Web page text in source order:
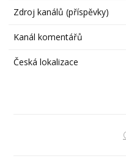
Zdroj kanálů (příspěvky)
Kanál komentářů
Česká lokalizace